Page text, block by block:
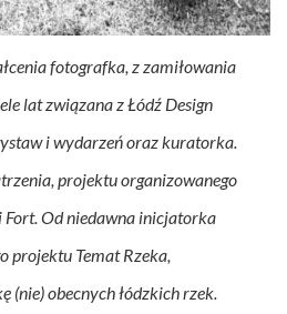
fotografka, z zamiłowania
lat związana z Łódź Design
i wydarzeń oraz kuratorka.
projektu organizowanego
Od niedawna inicjatorka
projektu Temat Rzeka,
(nie) obecnych łódzkich rzek.